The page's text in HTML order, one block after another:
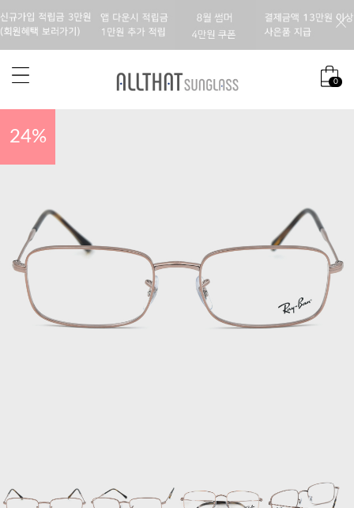
0
24%